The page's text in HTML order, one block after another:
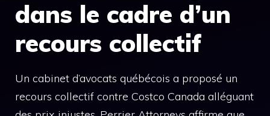
dans le cadre d’un
recours collectif
Un cabinet d’avocats québécois a proposé un
recours collectif contre Costco Canada alléguant